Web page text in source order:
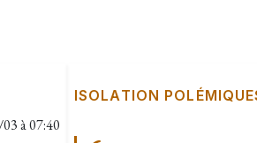
à 07:40
ISOLATION